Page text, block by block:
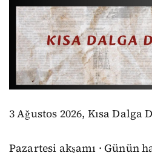
3 Ağustos 2026, Kısa Dalga
Pazartesi akşamı · Günün